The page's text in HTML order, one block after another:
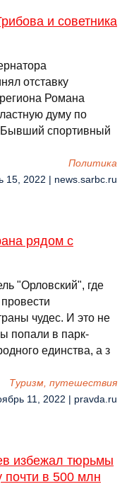
и советника
отставку
Романа
думу по
Бывший спортивный
Политика
15, 2022 | news.sarbc.ru
рядом с
"Орловский", где
чудес. И это не
попали в парк-
единства, а з
Туризм, путешествия
11, 2022 | pravda.ru
избежал тюрьмы
почти в 500 млн